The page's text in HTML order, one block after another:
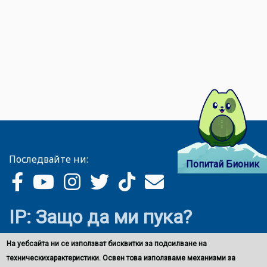
Попитай Бионик
Последвайте ни:
IP: Защо да ми пука?
На уебсайта ни се използват бисквитки за подсилване на
техническихарактеристики. Освен това използваме механизми за